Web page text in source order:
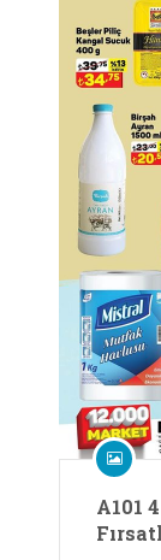
A101